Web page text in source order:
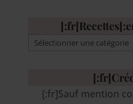
[:fr]Sauf mention